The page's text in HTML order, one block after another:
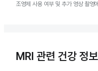
조영제 사용 여부 및 추가 영상 촬영
MRI 관련 건강 정보